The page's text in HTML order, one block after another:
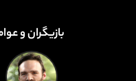
بازیگران و